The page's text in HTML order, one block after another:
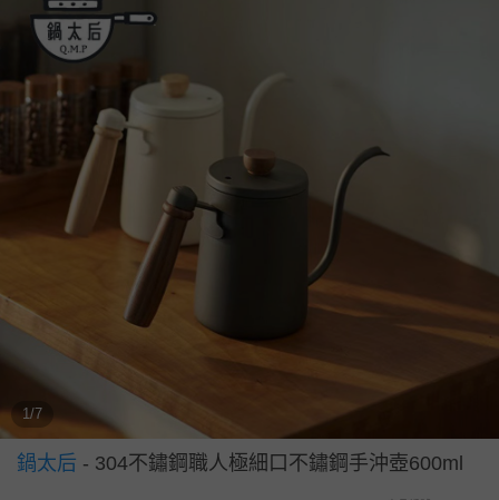
1/7
鍋太后 - 304不鏽鋼職人極細口不鏽鋼手沖壺600ml